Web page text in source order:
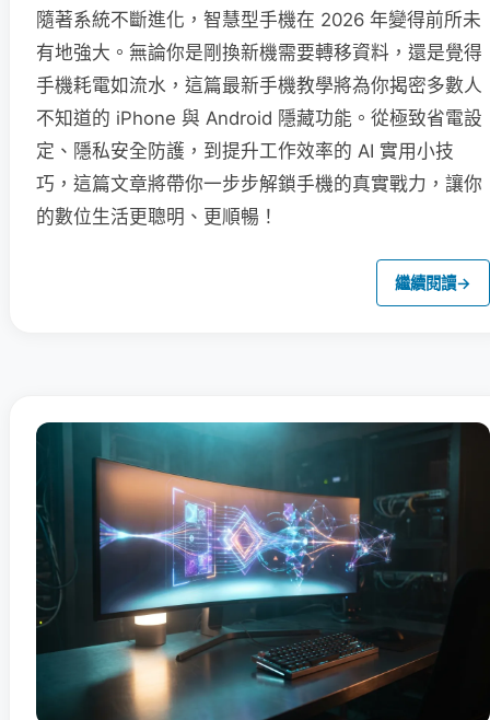
隨著系統不斷進化，智慧型手機在 2026 年變得前所未
有地強大。無論你是剛換新機需要轉移資料，還是覺得
手機耗電如流水，這篇最新手機教學將為你揭密多數人
不知道的 iPhone 與 Android 隱藏功能。從極致省電設
定、隱私安全防護，到提升工作效率的 AI 實用小技
巧，這篇文章將帶你一步步解鎖手機的真實戰力，讓你
的數位生活更聰明、更順暢！
繼續閱讀→